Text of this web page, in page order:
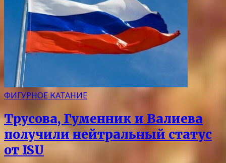
ФИГУРНОЕ КАТАНИЕ
Трусова, Гуменник и Валиева
получили нейтральный статус
от ISU